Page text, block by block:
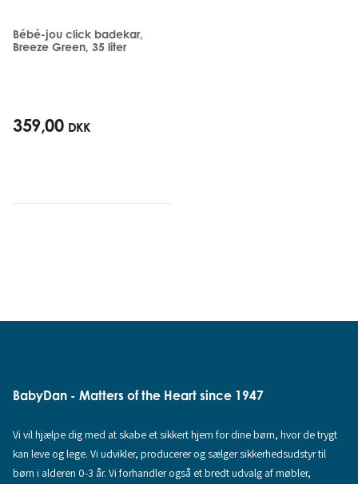
Bébé-jou click badekar,
Breeze Green, 35 liter
359,00 DKK
BabyDan - Matters of the Heart since 1947
Vi vil hjælpe dig med at skabe et sikkert hjem for dine børn, hvor de trygt
kan leve og lege. Vi udvikler, producerer og sælger sikkerhedsudstyr til
børn i alderen 0-3 år. Vi forhandler også et bredt udvalg af møbler,